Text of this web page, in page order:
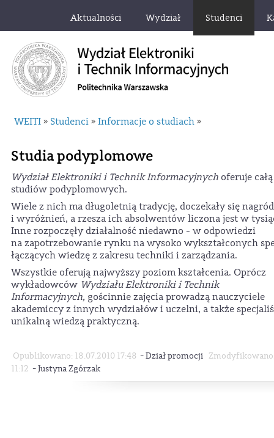
Aktualności Wydział Studenci
WEITI » Studenci » Informacje o studiach »
Studia podyplomowe
Wydział Elektroniki i Technik Informacyjnych oferuje
studiów podyplomowych.
Wiele z nich ma długoletnią tradycję, doczekały się nagród
i wyróżnień, a rzesza ich absolwentów liczona jest w
Inne rozpoczęły działalność niedawno - w odpowiedzi
na zapotrzebowanie rynku na wysoko wykształconych
łączących wiedzę z zakresu techniki i zarządzania.
Wszystkie oferują najwyższy poziom kształcenia. Oprócz
wykładowców Wydziału Elektroniki i Technik
Informacyjnych, gościnnie zajęcia prowadzą nauczyciele
akademiccy z innych wydziałów i uczelni, a także
unikalną wiedzą praktyczną.
Opublikowano: 18.07.2010 17:48 -Dział promocji Zmodyfikowano:
11:12 -Justyna Zgórzak